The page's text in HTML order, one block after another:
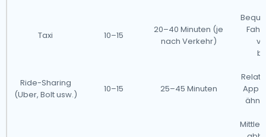
Taxi 10–15
20–40 Minuten (je
nach Verkehr)
Ride-Sharing
(Uber, Bolt usw.)
10–15 25–45 Minuten
App